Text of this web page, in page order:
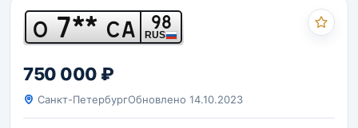
О 7** СА 98
RUS
750 000 ₽
Санкт-ПетербургОбновлено 14.10.2023